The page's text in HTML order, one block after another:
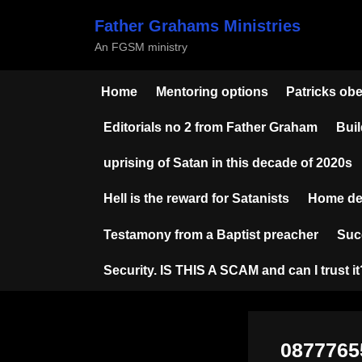
Father Grahams Ministries
An FGSM ministry
Home Mentoring options Patricks
Editorials no 2 from Father Graham
uprising of Satan in this decade of 2020s
Hell is the reward for Satanists Home
Testamony from a Baptist preacher
Security. IS THIS A SCAM and can I trust